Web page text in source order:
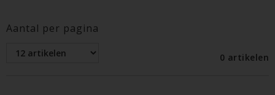
Aantal per pagina
0 artikelen